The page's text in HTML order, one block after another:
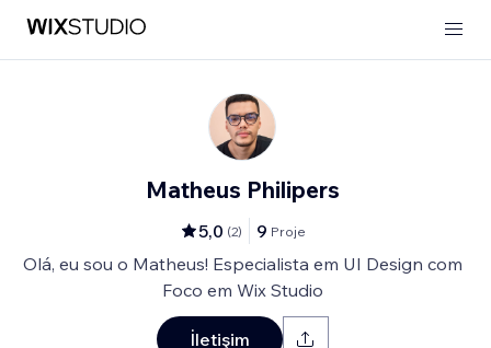
Matheus Philipers
5,0 (2) 9 Proje
Olá, eu sou o Matheus! Especialista em UI Design com
Foco em Wix Studio
İletişim